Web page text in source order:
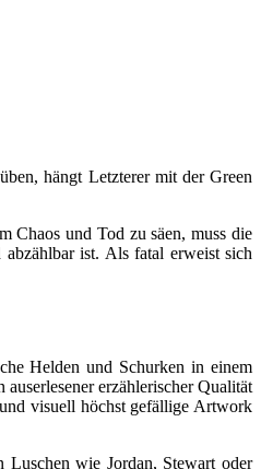
hängt Letzterer mit der Green
Chaos und Tod zu säen, muss die
ist. Als fatal erweist sich
Helden und Schurken in einem
erzählerischer Qualität
visuell höchst gefällige Artwork
Luschen wie Jordan, Stewart oder